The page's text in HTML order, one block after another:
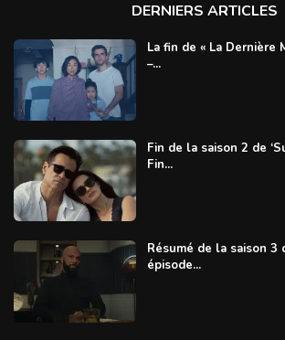
DERNIERS ARTICLES
La fin de « La Dernière
–...
Fin de la saison 2 de
Fin...
Résumé de la saison 3
épisode...